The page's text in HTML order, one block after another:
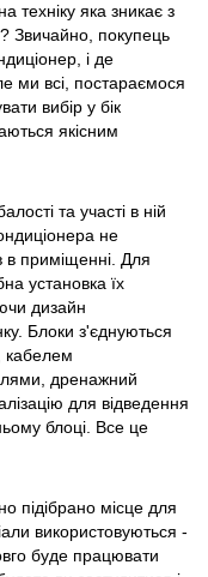
яка зникає з
Звичайно, покупець
і де
ми всі, постараємося
вибір у бік
якісним
та участі в ній
не
в приміщенні. Для
установка їх
дизайн
Блоки з'єднуються
кабелем
дренажний
для відведення
блоці. Все це
підібрано місце для
використовуються -
буде працювати